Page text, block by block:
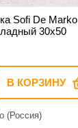
Sofi De Marko
30х50
В КОРЗИНУ
(Россия)